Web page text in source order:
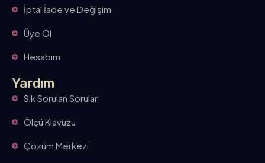
İptal İade ve Değişim
Üye Ol
Hesabım
Yardım
Sık Sorulan Sorular
Ölçü Klavuzu
Çözüm Merkezi